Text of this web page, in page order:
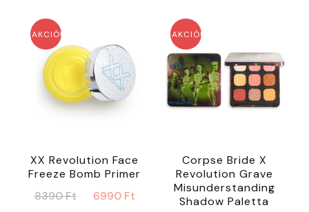
AKCIÓ!
XX Revolution Face
Freeze Bomb Primer
8390Ft
Original
6990 Ft
Current
AKCIÓ!
Corpse Bride X
Revolution Grave
Misunderstanding
Shadow Paletta